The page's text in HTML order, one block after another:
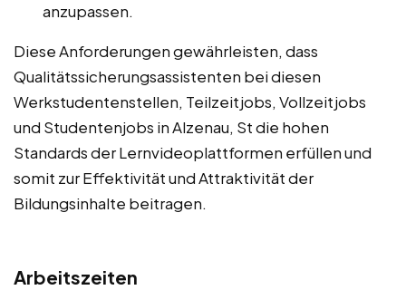
anzupassen.
Diese Anforderungen gewährleisten, dass
Qualitätssicherungsassistenten bei diesen
Werkstudentenstellen, Teilzeitjobs, Vollzeitjobs
und Studentenjobs in Alzenau, St die hohen
Standards der Lernvideoplattformen erfüllen und
somit zur Effektivität und Attraktivität der
Bildungsinhalte beitragen.
Arbeitszeiten